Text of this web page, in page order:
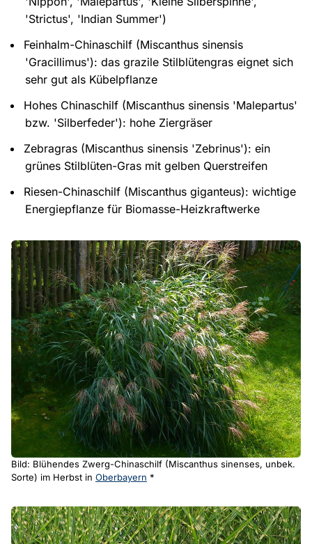
'Strictus', 'Indian Summer')
Feinhalm-Chinaschilf (Miscanthus sinensis
'Gracillimus'): das grazile Stilblütengras eignet sich
sehr gut als Kübelpflanze
Hohes Chinaschilf (Miscanthus sinensis 'Malepartus'
bzw. 'Silberfeder'): hohe Ziergräser
Zebragras (Miscanthus sinensis 'Zebrinus'): ein
grünes Stilblüten-Gras mit gelben Querstreifen
Riesen-Chinaschilf (Miscanthus giganteus): wichtige
Energiepflanze für Biomasse-Heizkraftwerke
Bild: Blühendes Zwerg-Chinaschilf (Miscanthus sinenses, unbek.
Sorte) im Herbst in Oberbayern *